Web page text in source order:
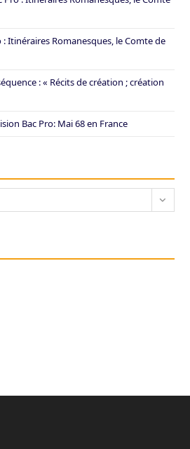
: Itinéraires Romanesques, le Comte de
: « Récits de création ; création
Bac Pro: Mai 68 en France